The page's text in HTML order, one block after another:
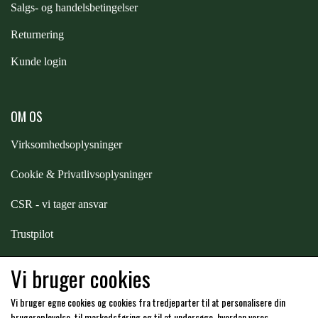
PHARMACARE
RACING TACK
Salgs- og handelsbetingelser
Returnering
Kunde login
OM OS
Virksomhedsoplysninger
Cookie & Privatlivsoplysninger
CSR - vi tager ansvar
Trustpilot
Vi bruger cookies
Vi bruger egne cookies og cookies fra tredjeparter til at personalisere din